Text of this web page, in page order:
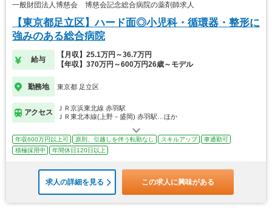
一般財団法人博慈会 博慈会記念総合病院の薬剤師求人
【東京都足立区】ハード面◎小児科・循環器・整形に
強みのある総合病院
給与
【月収】25.1万円～36.7万円
【年収】370万円～600万円26歳～モデル
勤務地 東京都 足立区
アクセス
ＪＲ京浜東北線 赤羽駅
ＪＲ東北本線(上野－盛岡) 赤羽駅…ほか
年収600万円以上可 原則、引越しを伴う転勤なし スキルアップ
車通勤可
積極採用中
年間休日120日以上
求人の詳細を見る この求人に興味がある